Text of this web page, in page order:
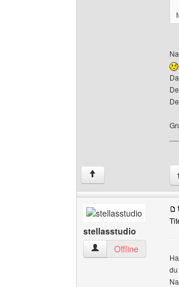
↑
stellasstudio
stellasstudio Benutzer-
Offline